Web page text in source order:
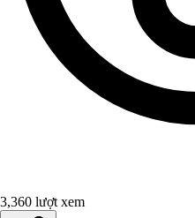
3,360 lượt xem